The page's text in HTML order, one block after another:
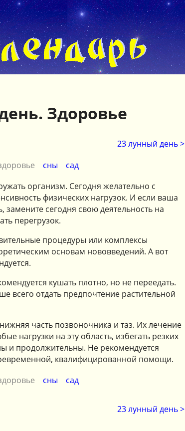
Здоровье
23 лунный день >
сны
сад
организм. Сегодня желательно с
физических нагрузок. И если ваша
замените сегодня свою деятельность на
перегрузок.
процедуры или комплексы
основам нововведений. А вот
кушать плотно, но не переедать.
всего отдать предпочтение растительной
часть позвоночника и таз. Их лечение
нагрузки на эту область, избегать резких
и продолжительны. Не рекомендуется
квалифицированной помощи.
сны сад
23 лунный день >